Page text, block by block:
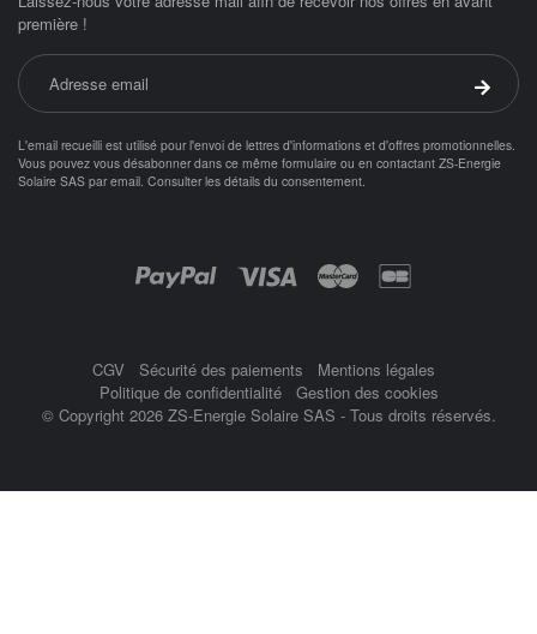
première !
Adresse email
Valider
L'email recueilli est utilisé pour l'envoi de lettres d'informations et d'offres promotionnelles.
Vous pouvez vous désabonner dans ce même formulaire ou en contactant ZS-Energie
Solaire SAS paremail Consulter les détails du consentement.
CGV Sécurité des paiements
Mentions légales
Politique de confidentialité
Gestion des cookies
© Copyright 2026 ZS-Energie Solaire SAS - Tous droits réservés.